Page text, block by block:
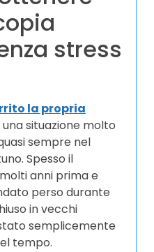
stress
la propria
una situazione molto
sempre nel
Spesso il
anni prima e
perso durante
in vecchi
semplicemente
tempo.